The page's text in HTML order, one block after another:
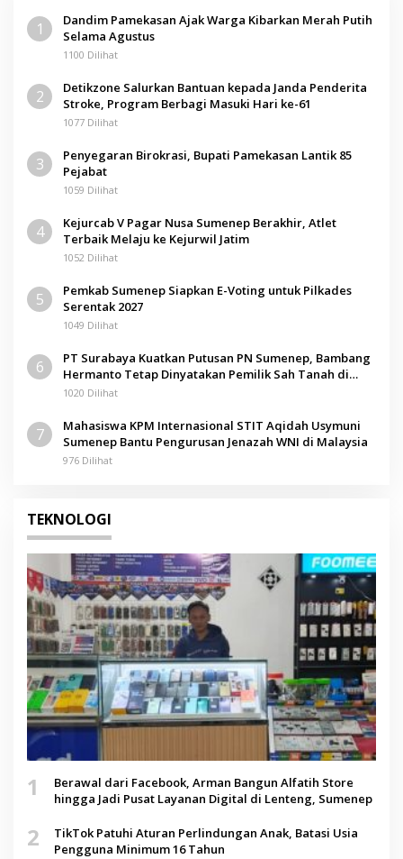
1
Dandim Pamekasan Ajak Warga Kibarkan Merah Putih
Selama Agustus
1100 Dilihat
2
Detikzone Salurkan Bantuan kepada Janda Penderita
Stroke, Program Berbagi Masuki Hari ke-61
1077 Dilihat
3
Penyegaran Birokrasi, Bupati Pamekasan Lantik 85
Pejabat
1059 Dilihat
4
Kejurcab V Pagar Nusa Sumenep Berakhir, Atlet
Terbaik Melaju ke Kejurwil Jatim
1052 Dilihat
5
Pemkab Sumenep Siapkan E-Voting untuk Pilkades
Serentak 2027
1049 Dilihat
6
PT Surabaya Kuatkan Putusan PN Sumenep, Bambang
Hermanto Tetap Dinyatakan Pemilik Sah Tanah di
Pamolokan
1020 Dilihat
7
Mahasiswa KPM Internasional STIT Aqidah Usymuni
Sumenep Bantu Pengurusan Jenazah WNI di Malaysia
976 Dilihat
TEKNOLOGI
1
Berawal dari Facebook, Arman Bangun Alfatih Store
hingga Jadi Pusat Layanan Digital di Lenteng, Sumenep
2
TikTok Patuhi Aturan Perlindungan Anak, Batasi Usia
Pengguna Minimum 16 Tahun